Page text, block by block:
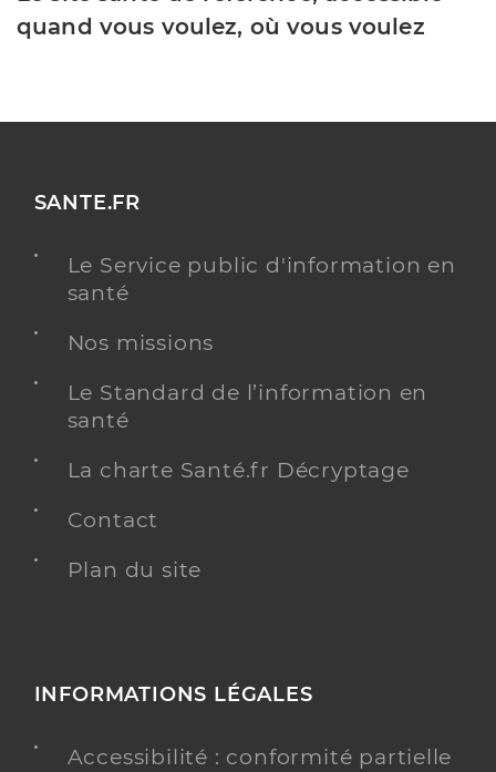
quand vous voulez, où vous voulez
SANTE.FR
Le Service public d'information en
santé
Nos missions
Le Standard de l’information en
santé
La charte Santé.fr Décryptage
Contact
Plan du site
INFORMATIONS LÉGALES
Accessibilité : conformité partielle